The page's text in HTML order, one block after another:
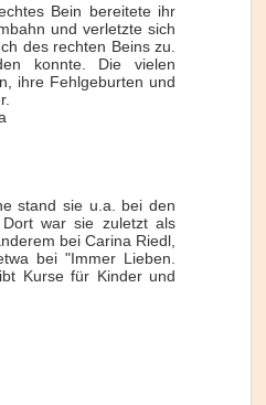
Bein bereitete ihr
und verletzte sich
des rechten Beins zu.
konnte. Die vielen
ihre Fehlgeburten und
stand sie u.a. bei den
war sie zuletzt als
bei Carina Riedl,
bei "Immer Lieben.
Kurse für Kinder und